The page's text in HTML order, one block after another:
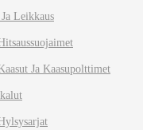
Leikkaus
Ja Kaasupolttimet